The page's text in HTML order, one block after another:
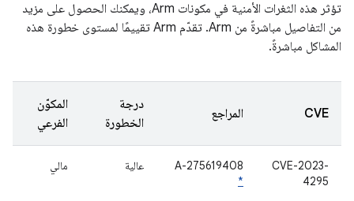
تؤثر هذه الثغرات الأمنية في مكونات Arm، ويمكنك الحصول على مزيد
من التفاصيل مباشرةً من Arm. تقدّم Arm تقييمًا لمستوى خطورة هذه
المشاكل مباشرةً.
CVE المراجع
درجة
الخطورة
المكوّن
الفرعي
CVE-2023-
4295
A-275619408
*
عالية مالي